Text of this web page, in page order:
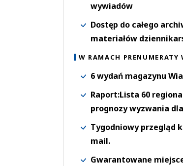
wywiadów
Dostęp do całego
materiałów
W RAMACH PRENUMERATY
6 wydań magazynu
Raport:Lista 60
prognozy wyzwania
Tygodniowy przegląd
mail.
Gwarantowane